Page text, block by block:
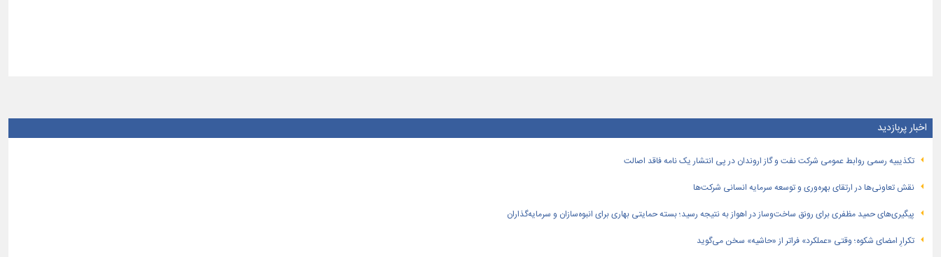
اخبار پربازدید
تكذیبیه رسمی روابط عمومی شركت نفت و گاز اروندان در پی انتشار یک نامه فاقد اصالت
نقش تعاونی‌ها در ارتقای بهره‌وری و توسعه سرمایه انسانی شرکت‌ها
پیگیری‌های حمید مظفری برای رونق ساخت‌وساز در اهواز به نتیجه رسید؛ بسته حمایتی بهاری برای انبوه‌سازان و سرمایه‌گذاران
تکرارِ امضای شکوه؛ وقتی «عملکرد» فراتر از «حاشیه» سخن می‌گوید